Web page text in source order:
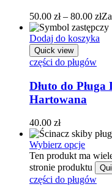
50.00 zł – 80.00 zł
Dodaj do koszyka
Quick view
części do pługów
Dłuto do
Hartowana
40.00 zł
Wybierz opcje
Ten produkt ma
stronie produktu
części do pługów